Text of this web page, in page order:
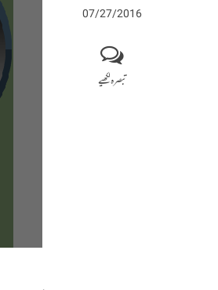
07/27/2016
تبصرہ لکھیے